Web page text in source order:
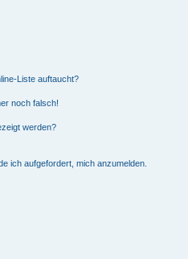
Liste auftaucht?
noch falsch!
werden?
ich aufgefordert, mich anzumelden.